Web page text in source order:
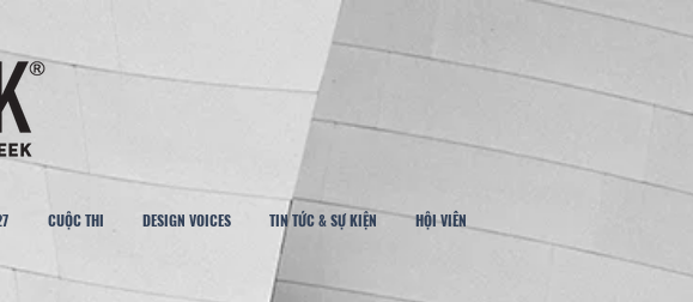
CUỘC THI DESIGN VOICES TIN TỨC & SỰ KIỆN HỘI VIÊN